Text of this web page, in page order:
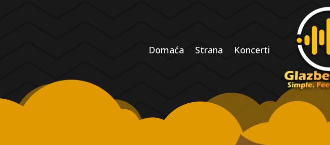
Domaća Strana Koncerti